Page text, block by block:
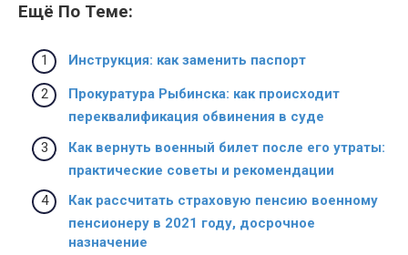
Ещё По Теме:
Инструкция: как заменить паспорт
Прокуратура Рыбинска: как происходит
переквалификация обвинения в суде
Как вернуть военный билет после его утраты:
практические советы и рекомендации
Как рассчитать страховую пенсию военному
пенсионеру в 2021 году, досрочное
назначение